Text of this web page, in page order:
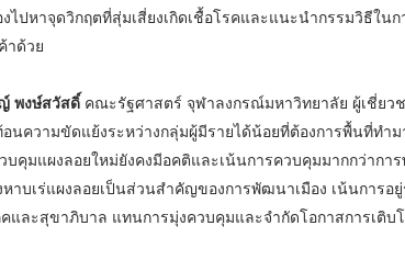
ไปหาจุดวิกฤตที่สุ่มเสี่ยงเกิดเชื้อโรคและแนะนำกรรมวิธีใน
าด้วย
พงษ์สวัสดิ์ คณะรัฐศาสตร์ จุฬาลงกรณ์มหาวิทยาลัย ผู้เชี่ย
อนความขัดแย้งระหว่างกลุ่มผู้มีรายได้น้อยที่ต้องการพื้นที่ท
บคุมแผงลอยใหม่ยังคงมีอคติและเน้นการควบคุมมากกว่าก
หาบเร่แผงลอยเป็นส่วนสำคัญของการพัฒนาเมือง เน้นกา
และสุขาภิบาล แทนการมุ่งควบคุมและจำกัดโอกาสการเติบ